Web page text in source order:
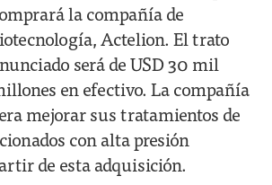
la compañía de
Actelion. El trato
será de USD 30 mil
en efectivo. La compañía
mejorar sus tratamientos de
con alta presión
de esta adquisición.